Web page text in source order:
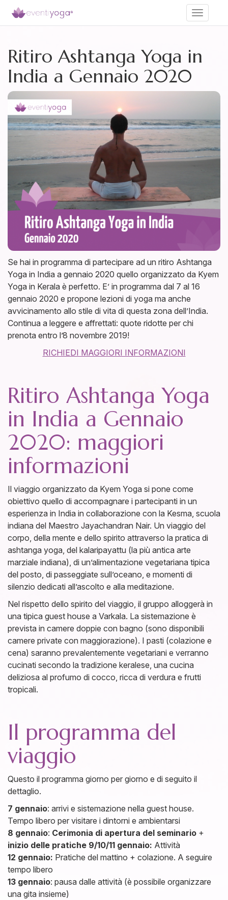
Toggle
Ritiro Ashtanga Yoga in
India a Gennaio 2020
Se hai in programma di partecipare ad un ritiro Ashtanga
Yoga in India a gennaio 2020 quello organizzato da Kyem
Yoga in Kerala è perfetto. E’ in programma dal 7 al 16
gennaio 2020 e propone lezioni di yoga ma anche
avvicinamento allo stile di vita di questa zona dell’India.
Continua a leggere e affrettati: quote ridotte per chi
prenota entro l’8 novembre 2019!
RICHIEDI MAGGIORI INFORMAZIONI
Ritiro Ashtanga Yoga
in India a Gennaio
2020: maggiori
informazioni
Il viaggio organizzato da Kyem Yoga si pone come
obiettivo quello di accompagnare i partecipanti in un
esperienza in India in collaborazione con la Kesma, scuola
indiana del Maestro Jayachandran Nair. Un viaggio del
corpo, della mente e dello spirito attraverso la pratica di
ashtanga yoga, del kalaripayattu (la più antica arte
marziale indiana), di un’alimentazione vegetariana tipica
del posto, di passeggiate sull’oceano, e momenti di
silenzio dedicati all’ascolto e alla meditazione.
Nel rispetto dello spirito del viaggio, il gruppo alloggerà in
una tipica guest house a Varkala. La sistemazione è
prevista in camere doppie con bagno (sono disponibili
camere private con maggiorazione). I pasti (colazione e
cena) saranno prevalentemente vegetariani e verranno
cucinati secondo la tradizione keralese, una cucina
deliziosa al profumo di cocco, ricca di verdura e frutti
tropicali.
Il programma del
viaggio
Questo il programma giorno per giorno e di seguito il
dettaglio.
7 gennaio: arrivi e sistemazione nella guest house.
Tempo libero per visitare i dintorni e ambientarsi
8 gennaio: Cerimonia di apertura del seminario +
inizio delle pratiche 9/10/11 gennaio: Attività
12 gennaio: Pratiche del mattino + colazione. A seguire
tempo libero
13 gennaio: pausa dalle attività (è possibile organizzare
una gita insieme)